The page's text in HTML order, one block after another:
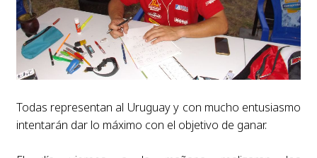
Todas representan al Uruguay y con mucho entusiasmo
intentarán dar lo máximo con el objetivo de ganar.